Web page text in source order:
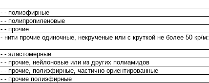
- - полиэфирные
- - полипропиленовые
- - прочие
- нити прочие одиночные, некрученые или с круткой не более 50 кр/м:
- - эластомерные
- - прочие, нейлоновые или из других полиамидов
- - прочие, полиэфирные, частично ориентированные
- - прочие полиэфирные